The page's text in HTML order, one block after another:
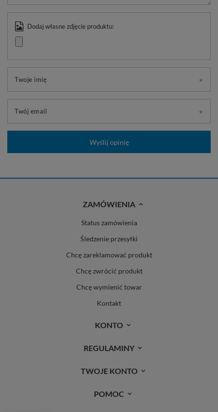
Dodaj własne zdjęcie produktu:
Twoje imię
Twój email
Wyślij opinię
ZAMÓWIENIA
Status zamówienia
Śledzenie przesyłki
Chcę zareklamować produkt
Chcę zwrócić produkt
Chcę wymienić towar
Kontakt
KONTO
REGULAMINY
TWOJE KONTO
POMOC